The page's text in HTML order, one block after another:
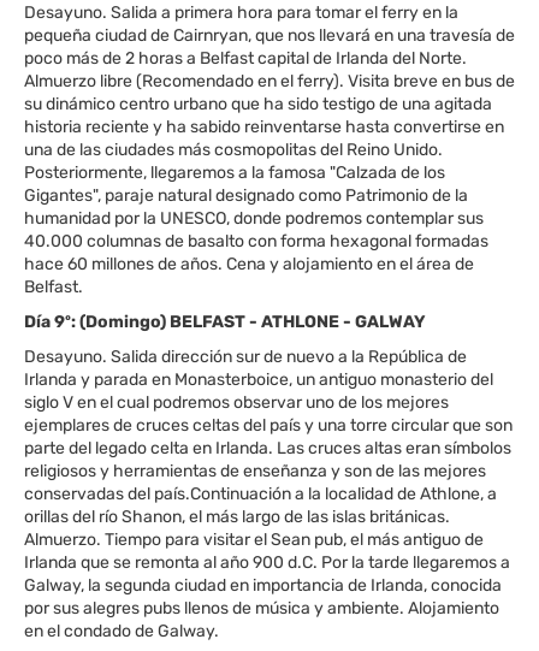
Desayuno. Salida a primera hora para tomar el ferry en la
pequeña ciudad de Cairnryan, que nos llevará en una travesía de
poco más de 2 horas a Belfast capital de Irlanda del Norte.
Almuerzo libre (Recomendado en el ferry). Visita breve en bus de
su dinámico centro urbano que ha sido testigo de una agitada
historia reciente y ha sabido reinventarse hasta convertirse en
una de las ciudades más cosmopolitas del Reino Unido.
Posteriormente, llegaremos a la famosa "Calzada de los
Gigantes", paraje natural designado como Patrimonio de la
humanidad por la UNESCO, donde podremos contemplar sus
40.000 columnas de basalto con forma hexagonal formadas
hace 60 millones de años. Cena y alojamiento en el área de
Belfast.
Día 9º: (Domingo) BELFAST - ATHLONE - GALWAY
Desayuno. Salida dirección sur de nuevo a la República de
Irlanda y parada en Monasterboice, un antiguo monasterio del
siglo V en el cual podremos observar uno de los mejores
ejemplares de cruces celtas del país y una torre circular que son
parte del legado celta en Irlanda. Las cruces altas eran símbolos
religiosos y herramientas de enseñanza y son de las mejores
conservadas del país.Continuación a la localidad de Athlone, a
orillas del río Shanon, el más largo de las islas británicas.
Almuerzo. Tiempo para visitar el Sean pub, el más antiguo de
Irlanda que se remonta al año 900 d.C. Por la tarde llegaremos a
Galway, la segunda ciudad en importancia de Irlanda, conocida
por sus alegres pubs llenos de música y ambiente. Alojamiento
en el condado de Galway.